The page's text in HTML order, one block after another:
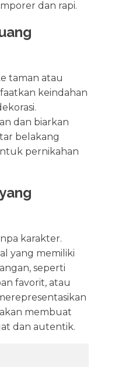
dan rapi.
taman atau
keindahan
dan biarkan
belakang
pernikahan
karakter.
yang memiliki
seperti
favorit, atau
membuat
dan autentik.